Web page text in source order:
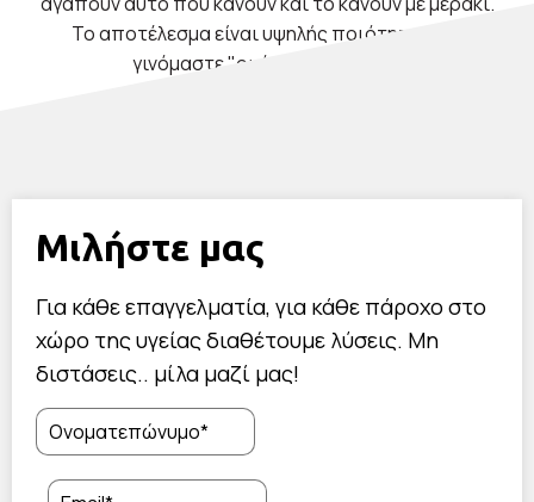
Το αποτέλεσμα είναι υψηλής ποιότητας και
γινόμαστε "οι άνθρωποι σας".
Μιλήστε μας
Για κάθε επαγγελματία, για κάθε πάροχο στο
χώρο της υγείας διαθέτουμε λύσεις. Μη
διστάσεις.. μίλα μαζί μας!